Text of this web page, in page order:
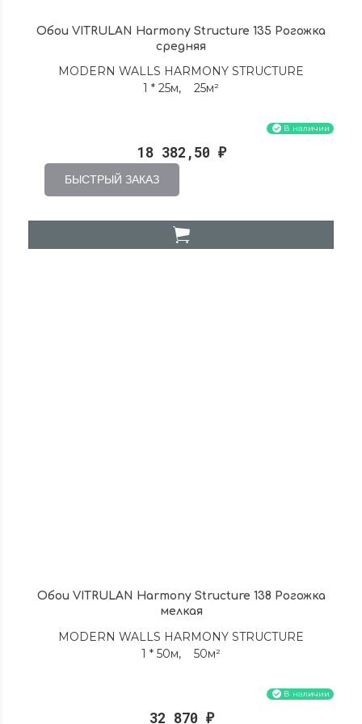
Обои VITRULAN Harmony Structure 135 Рогожка
средняя
MODERN WALLS HARMONY STRUCTURE
1 * 25м, 25м²
В наличии
18 382,50 ₽
БЫСТРЫЙ ЗАКАЗ
Обои VITRULAN Harmony Structure 138 Рогожка
мелкая
MODERN WALLS HARMONY STRUCTURE
1 * 50м, 50м²
В наличии
32 870 ₽